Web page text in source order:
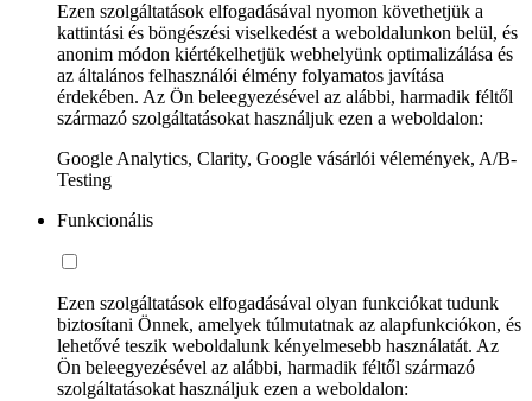
Ezen szolgáltatások elfogadásával nyomon követhetjük a
kattintási és böngészési viselkedést a weboldalunkon belül, és
anonim módon kiértékelhetjük webhelyünk optimalizálása és
az általános felhasználói élmény folyamatos javítása
érdekében. Az Ön beleegyezésével az alábbi, harmadik féltől
származó szolgáltatásokat használjuk ezen a weboldalon:
Google Analytics, Clarity, Google vásárlói vélemények, A/B-
Testing
Funkcionális
Ezen szolgáltatások elfogadásával olyan funkciókat tudunk
biztosítani Önnek, amelyek túlmutatnak az alapfunkciókon, és
lehetővé teszik weboldalunk kényelmesebb használatát. Az
Ön beleegyezésével az alábbi, harmadik féltől származó
szolgáltatásokat használjuk ezen a weboldalon: